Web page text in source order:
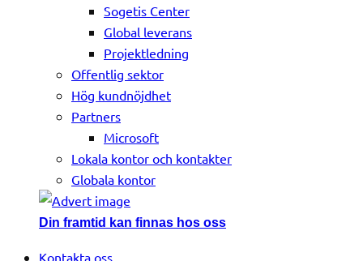
Sogetis Center
Global leverans
Projektledning
Offentlig sektor
Hög kundnöjdhet
Partners
Microsoft
Lokala kontor och kontakter
Globala kontor
Din framtid kan finnas hos oss
Kontakta oss